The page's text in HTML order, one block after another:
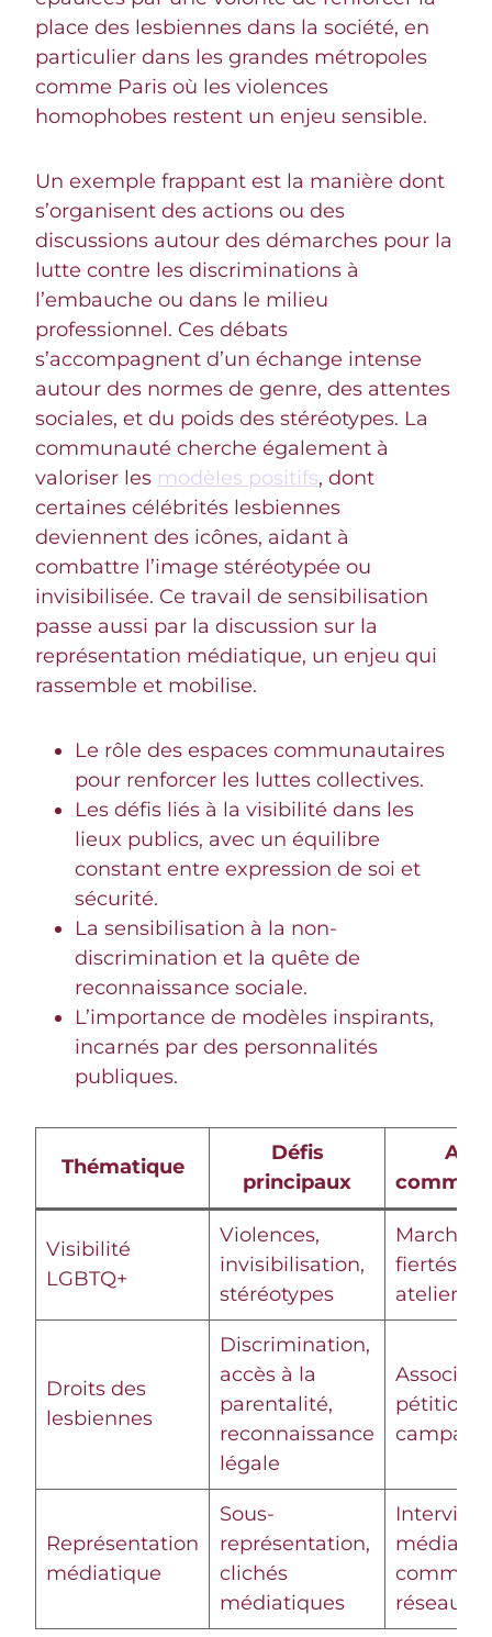
place des lesbiennes dans la société, en
particulier dans les grandes métropoles
comme Paris où les violences
homophobes restent un enjeu sensible.
Un exemple frappant est la manière dont
s’organisent des actions ou des
discussions autour des démarches pour la
lutte contre les discriminations à
l’embauche ou dans le milieu
professionnel. Ces débats
s’accompagnent d’un échange intense
autour des normes de genre, des attentes
sociales, et du poids des stéréotypes. La
communauté cherche également à
valoriser les modèles positifs, dont
certaines célébrités lesbiennes
deviennent des icônes, aidant à
combattre l’image stéréotypée ou
invisibilisée. Ce travail de sensibilisation
passe aussi par la discussion sur la
représentation médiatique, un enjeu qui
rassemble et mobilise.
Le rôle des espaces communautaires
pour renforcer les luttes collectives.
Les défis liés à la visibilité dans les
lieux publics, avec un équilibre
constant entre expression de soi et
sécurité.
La sensibilisation à la non-
discrimination et la quête de
reconnaissance sociale.
L’importance de modèles inspirants,
incarnés par des personnalités
publiques.
Thématique
Défis
principaux
Visibilité
LGBTQ+
Violences,
invisibilisation,
stéréotypes
Marches
fiertés,
ateliers
Droits des
lesbiennes
Discrimination,
accès à la
parentalité,
reconnaissance
légale
pétitions,
Représentation
médiatique
Sous-
représentation,
clichés
médiatiques
médias
réseaux